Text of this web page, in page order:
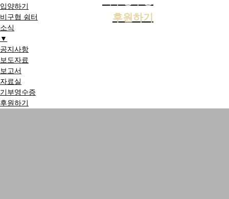
입양하기
비구협 쉼터
소식
▼
공지사항
보도자료
보고서
자료실
기부영수증
후원하기
후원하기